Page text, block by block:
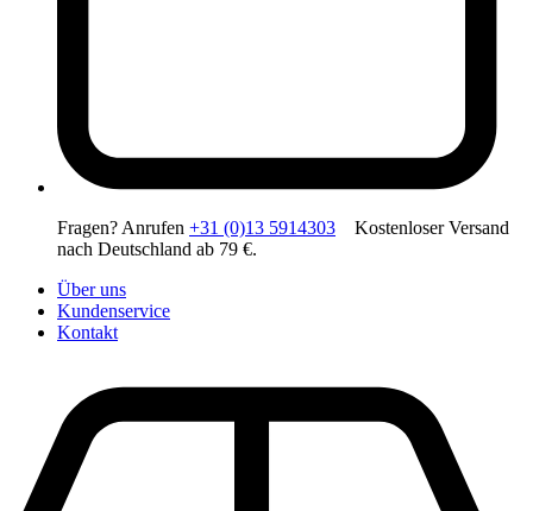
Fragen? Anrufen +31 (0)13 5914303 Kostenloser Versand
nach Deutschland ab 79 €.
Über uns
Kundenservice
Kontakt